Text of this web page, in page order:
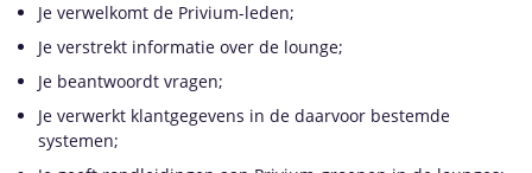
Je verwelkomt de Privium-leden;
Je verstrekt informatie over de lounge;
Je beantwoordt vragen;
Je verwerkt klantgegevens in de daarvoor bestemde
systemen;